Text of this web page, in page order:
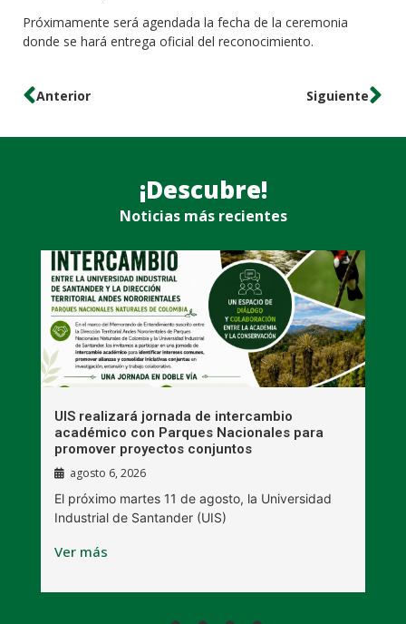
Próximamente será agendada la fecha de la ceremonia
donde se hará entrega oficial del reconocimiento.
Anterior Siguiente
¡Descubre!
Noticias más recientes
UIS realizará jornada de intercambio
académico con Parques Nacionales para
promover proyectos conjuntos
agosto 6, 2026
El próximo martes 11 de agosto, la Universidad
Industrial de Santander (UIS)
Ver más